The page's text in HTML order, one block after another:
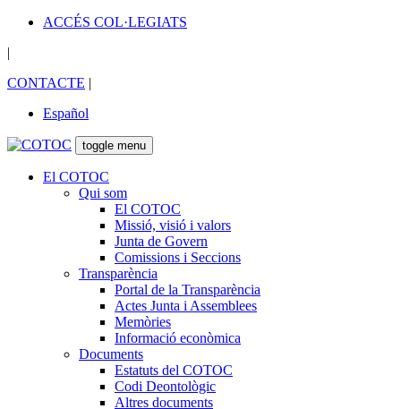
ACCÉS COL·LEGIATS
|
CONTACTE |
Español
toggle menu
El COTOC
Qui som
El COTOC
Missió, visió i valors
Junta de Govern
Comissions i Seccions
Transparència
Portal de la Transparència
Actes Junta i Assemblees
Memòries
Informació econòmica
Documents
Estatuts del COTOC
Codi Deontològic
Altres documents